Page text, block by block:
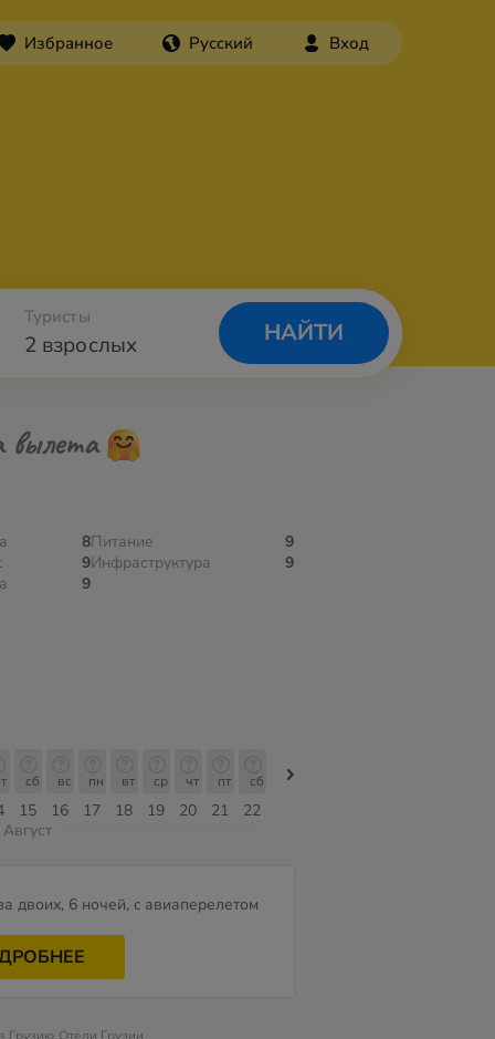
Избранное Русский Вход
2 взрослых
Туристы
НАЙТИ
вылета
8
9
9
Питание
9
Инфраструктура
9
15
сб
16
вс
17
пн
18
вт
19
ср
20
чт
21
пт
22
сб
Август
двоих, 6 ночей, c авиаперелетом